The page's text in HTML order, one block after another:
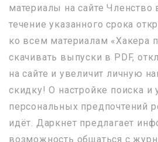
материалы на сайте Членство
течение указанного срока
ко всем материалам «Хакера
скачивать выпуски в PDF,
на сайте и увеличит личную
скидку! О настройке поиска и
персональных предпочтений
идёт. Даркнет предлагает
возможность общаться с